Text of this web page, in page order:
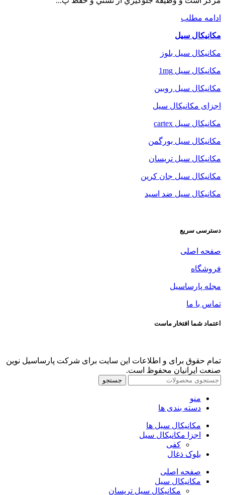
ادامه مطلب
مکانیکال سیل
مکانیکال سیل بلوز
مکانیکال سیل 1mg
مکانیکال سیل روبین
اجزای مکانیکال سیل
مکانیکال سیل cartex
مکانیکال سیل بورگمن
مکانیکال سیل تریسان
مکانیکال سیل جان کرین
مکانیکال سیل ضد اسید
دسترسی سریع
صفحه اصلی
فروشگاه
مجله پارساسیل
تماس با ما
اعتماد شما افتخار ماست
تمام حقوق برای و اطلاعات این سایت برای شرکت پارساسیل نوین
صنعت ایرانیان محفوظ است.
جستجو
منو
دسته بندی ها
مکانیکال سیل ها
اجزا مکانیکال سیل
کفی
بلوک ذغال
صفحه اصلی
مکانیکال سیل
مکانیکال سیل تریسان